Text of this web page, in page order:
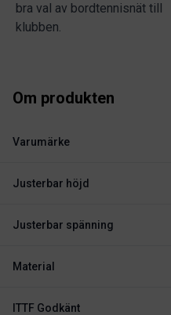
bra val av bordtennisnät till
klubben.
Om produkten
Varumärke
Justerbar höjd
Justerbar spänning
Material
ITTF Godkänt